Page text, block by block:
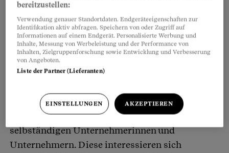
Die Pronto-Lädeli dürfen das. Sie gestalten ihre
Supermärkten. Sie werden im sogenannten
Franchisesystem geführt, also von
selbständigen Unternehmerinnen und
Unternehmern. Diese interessieren sich
bereitzustellen:
Verwendung genauer Standortdaten. Endgeräteeigenschaften zur
Identifikation aktiv abfragen. Speichern von oder Zugriff auf
Informationen auf einem Endgerät. Personalisierte Werbung und
Inhalte, Messung von Werbeleistung und der Performance von
Inhalten, Zielgruppenforschung sowie Entwicklung und Verbesserung
von Angeboten.
Liste der Partner (Lieferanten)
EINSTELLUNGEN AKZEPTIEREN